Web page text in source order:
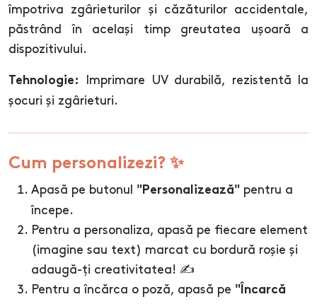
împotriva zgârieturilor și căzăturilor accidentale,
păstrând în același timp greutatea ușoară a
dispozitivului.
Tehnologie:
Imprimare UV durabilă, rezistentă la
șocuri și zgârieturi.
Cum personalizezi? ✨
Apasă pe butonul "Personalizează" pentru a
începe.
Pentru a personaliza, apasă pe fiecare element
(imagine sau text) marcat cu bordură roșie și
adaugă-ți creativitatea! ✍️
Pentru a încărca o poză, apasă pe "Încarcă